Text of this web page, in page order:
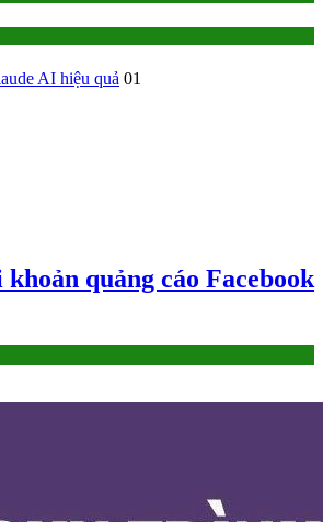
AI hiệu quả 01
khoản quảng cáo Facebook